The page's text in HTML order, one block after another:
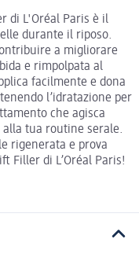
di L'Oréal Paris è il
durante il riposo.
a migliorare
e rimpolpata al
facilmente e dona
l’idratazione per
che agisca
tua routine serale.
rigenerata e prova
Filler di L’Oréal Paris!